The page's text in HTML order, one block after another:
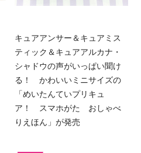
キュアアンサー＆キュアミス
ティック＆キュアアルカナ・
シャドウの声がいっぱい聞け
る！ かわいいミニサイズの
「めいたんていプリキュ
ア！ スマホがた おしゃべ
りえほん」が発売